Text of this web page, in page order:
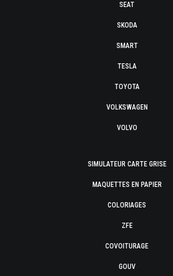
SEAT
SKODA
SMART
TESLA
TOYOTA
VOLKSWAGEN
VOLVO
SIMULATEUR CARTE GRISE
MAQUETTES EN PAPIER
COLORIAGES
ZFE
COVOITURAGE
GOUV